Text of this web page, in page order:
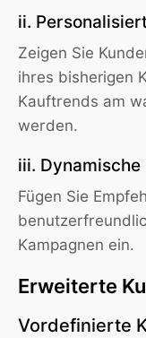
ii.
Zeigen Sie
ihres bisherigen
Kauftrends am
werden.
iii.
Fügen Sie
Kampagnen ein.
Erweiterte
Vordefinierte